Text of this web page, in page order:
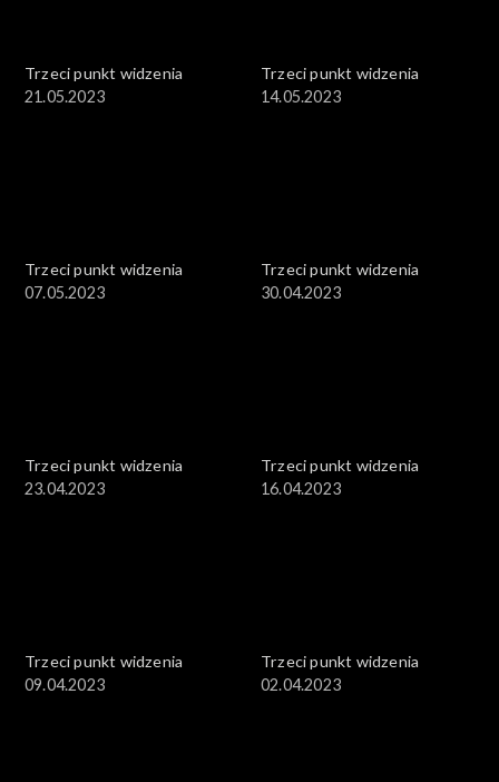
Trzeci punkt widzenia
21.05.2023
Trzeci punkt widzenia
14.05.2023
Trzeci punkt widzenia
07.05.2023
Trzeci punkt widzenia
30.04.2023
Trzeci punkt widzenia
23.04.2023
Trzeci punkt widzenia
16.04.2023
Trzeci punkt widzenia
09.04.2023
Trzeci punkt widzenia
02.04.2023